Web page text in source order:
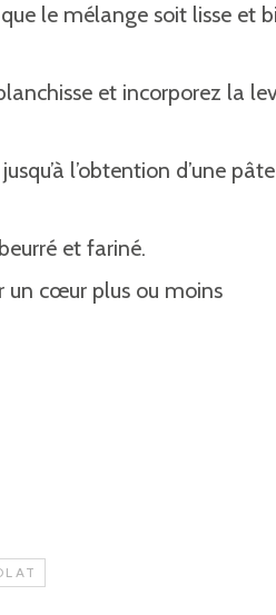
le mélange soit lisse et
et incorporez la
l’obtention d’une pâte
et fariné.
un cœur plus ou moins